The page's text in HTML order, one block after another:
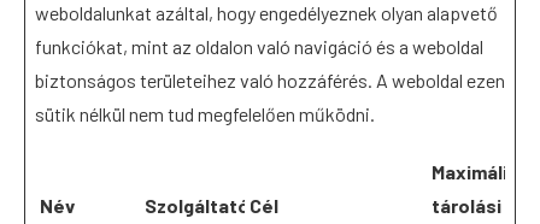
weboldalunkat azáltal, hogy engedélyeznek olyan alapvető
funkciókat, mint az oldalon való navigáció és a weboldal
biztonságos területeihez való hozzáférés. A weboldal ezen
sütik nélkül nem tud megfelelően működni.
Név Szolgáltató Cél
Maximális
tárolási